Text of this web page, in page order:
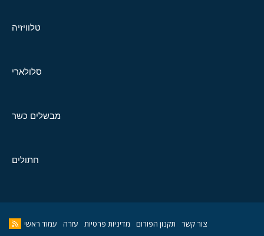
טלוויזיה
סלולארי
מבשלים כשר
חתולים
צור קשר תקנון הפורום מדיניות פרטיות עזרה עמוד ראשי